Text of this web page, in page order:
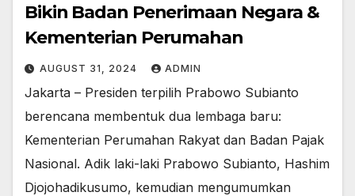
Bikin Badan Penerimaan Negara &
Kementerian Perumahan
AUGUST 31, 2024 ADMIN
Jakarta – Presiden terpilih Prabowo Subianto
berencana membentuk dua lembaga baru:
Kementerian Perumahan Rakyat dan Badan Pajak
Nasional. Adik laki-laki Prabowo Subianto, Hashim
Djojohadikusumo, kemudian mengumumkan